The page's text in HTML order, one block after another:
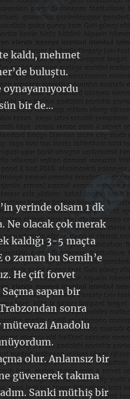
kaldı, mehmet
buluştu.
oynayamıyordu
bir de…
yerinde olsam 1 dk
Ne olacak çok merak
kaldığı 3-5 maçta
o zaman bu Semih’e
He çift forvet
Saçma sapan bir
sonra
mütevazi Anadolu
olur. Anlamsız bir
güvenerek takıma
Sanki müthiş bir